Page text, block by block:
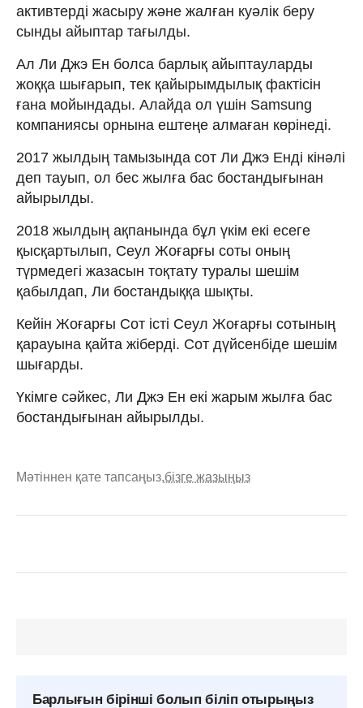
активтерді жасыру және жалған куәлік беру
сынды айыптар тағылды.
Ал Ли Джэ Ен болса барлық айыптауларды
жоққа шығарып, тек қайырымдылық фактісін
ғана мойындады. Алайда ол үшін Samsung
компаниясы орнына ештеңе алмаған көрінеді.
2017 жылдың тамызында сот Ли Джэ Енді кінәлі
деп тауып, ол бес жылға бас бостандығынан
айырылды.
2018 жылдың ақпанында бұл үкім екі есеге
қысқартылып, Сеул Жоғарғы соты оның
түрмедегі жазасын тоқтату туралы шешім
қабылдап, Ли бостандыққа шықты.
Кейін Жоғарғы Сот істі Сеул Жоғарғы сотының
қарауына қайта жіберді. Сот дүйсенбіде шешім
шығарды.
Үкімге сәйкес, Ли Джэ Ен екі жарым жылға бас
бостандығынан айырылды.
Мәтіннен қате тапсаңыз,бізге жазыңыз
Барлығын бірінші болып біліп отырыңыз